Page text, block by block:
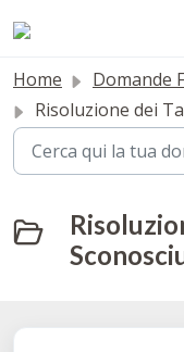
Home Domande Frequenti (FAQ)
Risoluzione dei Taxa con Relazioni Sconosciute